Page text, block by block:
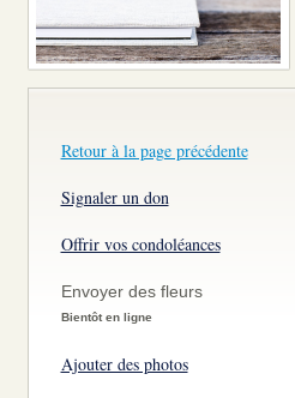
Retour à la page précédente
Signaler un don
Offrir vos condoléances
Envoyer des fleurs
Bientôt en ligne
Ajouter des photos